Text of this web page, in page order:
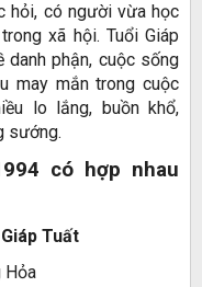
hỏi, có người vừa học
xã hội. Tuổi Giáp
phận, cuộc sống
may mắn trong cuộc
lo lắng, buồn khổ,
sướng.
có hợp nhau
Tuất
Hỏa